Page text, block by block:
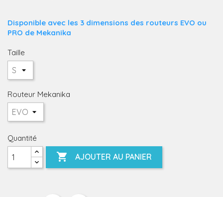
Disponible avec les 3 dimensions des routeurs EVO ou
PRO de Mekanika
Taille
Routeur Mekanika
Quantité
 AJOUTER AU PANIER